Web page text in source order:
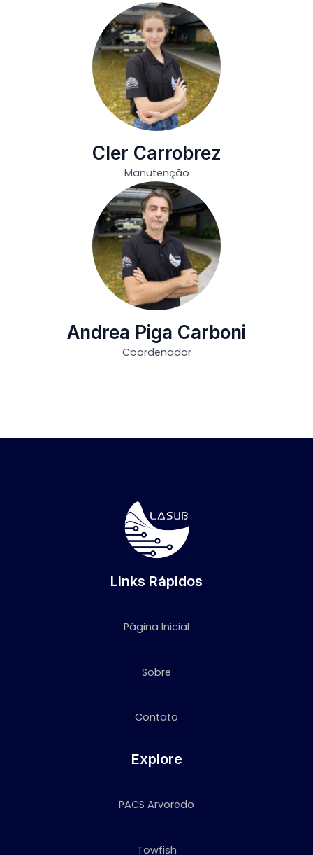
Cler Carrobrez
Manutenção
Andrea Piga Carboni
Coordenador
Links Rápidos
Página Inicial
Sobre
Contato
Explore
PACS Arvoredo
Towfish